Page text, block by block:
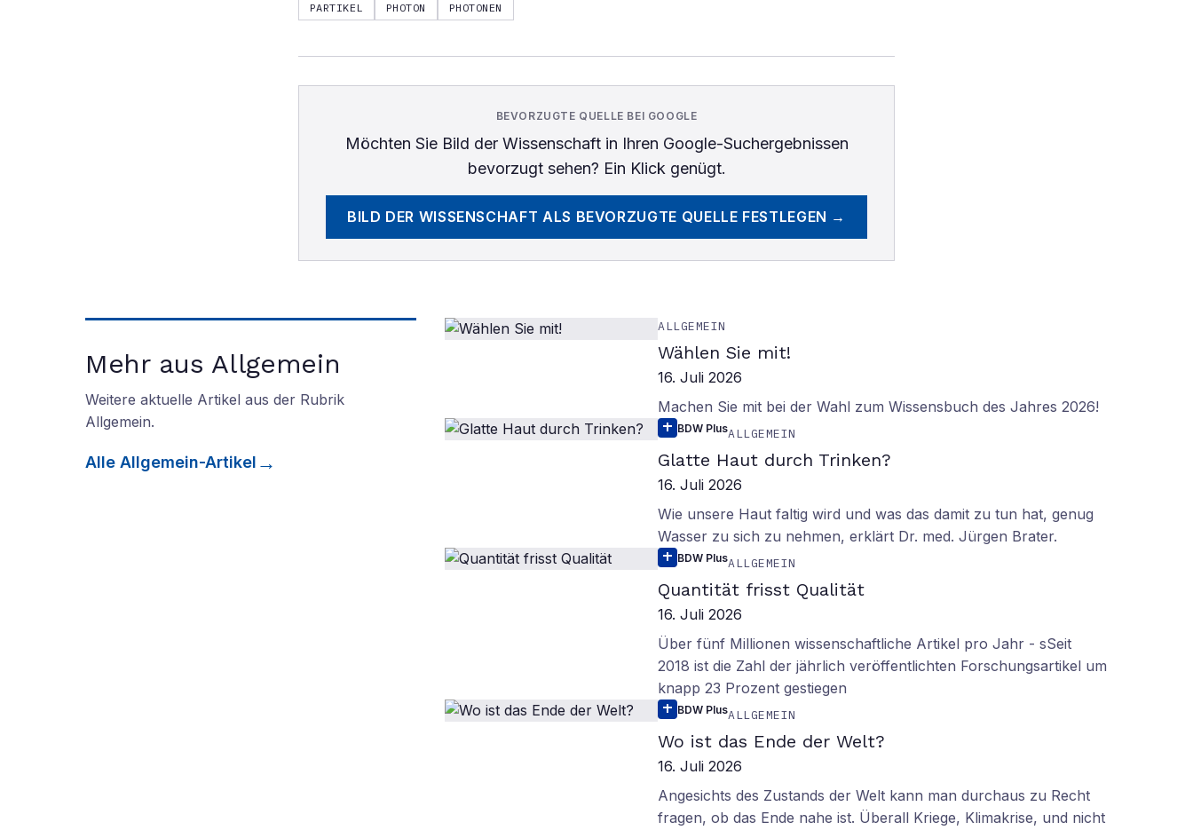
PARTIKEL PHOTON PHOTONEN
BEVORZUGTE QUELLE BEI GOOGLE
Möchten Sie Bild der Wissenschaftin Ihren Google-Suchergebnissen
bevorzugt sehen? Ein Klick genügt.
BILD DER WISSENSCHAFT ALS BEVORZUGTE QUELLE FESTLEGEN →
Mehr aus Allgemein
Weitere aktuelle Artikel aus der Rubrik
Allgemein.
Alle Allgemein-Artikel
ALLGEMEIN
Wählen Sie mit!
16. Juli 2026
Machen Sie mit bei der Wahl zum Wissensbuch des Jahres 2026!
BDW PlusALLGEMEIN
Glatte Haut durch Trinken?
16. Juli 2026
Wie unsere Haut faltig wird und was das damit zu tun hat, genug
Wasser zu sich zu nehmen, erklärt Dr. med. Jürgen Brater.
BDW PlusALLGEMEIN
Quantität frisst Qualität
16. Juli 2026
Über fünf Millionen wissenschaftliche Artikel pro Jahr - sSeit
2018 ist die Zahl der jährlich veröffentlichten Forschungsartikel um
knapp 23 Prozent gestiegen
BDW PlusALLGEMEIN
Wo ist das Ende der Welt?
16. Juli 2026
Angesichts des Zustands der Welt kann man durchaus zu Recht
fragen, ob das Ende nahe ist. Überall Kriege, Klimakrise, und nicht